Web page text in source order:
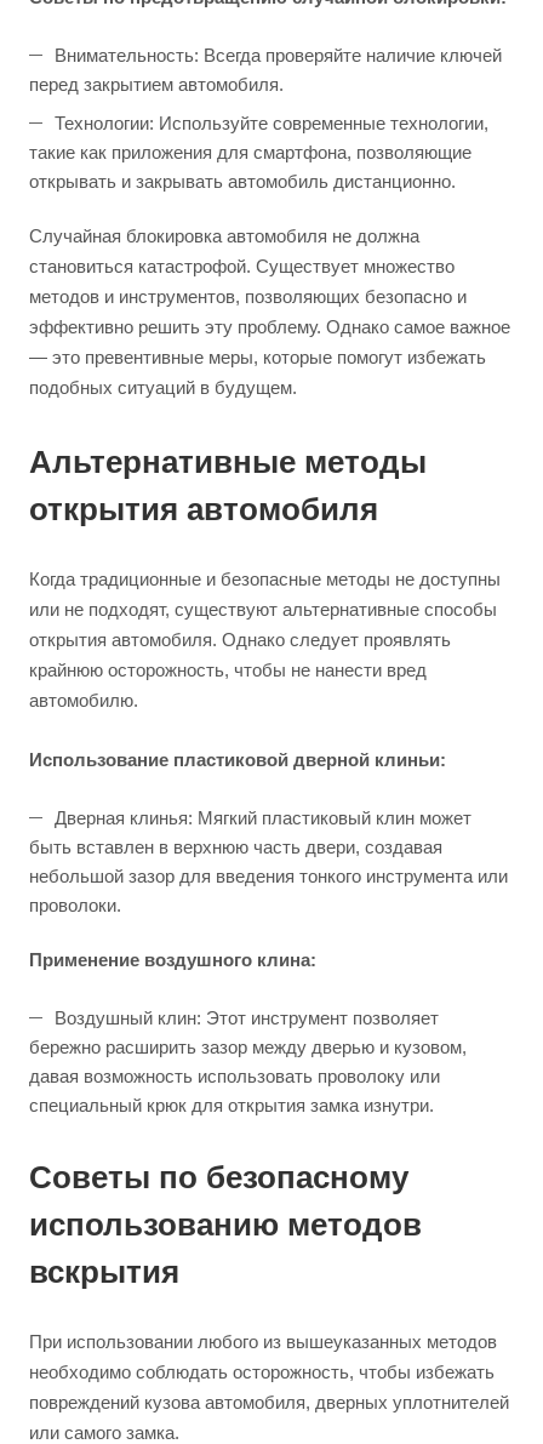
Внимательность: Всегда проверяйте наличие ключей
перед закрытием автомобиля.
Технологии: Используйте современные технологии,
такие как приложения для смартфона, позволяющие
открывать и закрывать автомобиль дистанционно.
Случайная блокировка автомобиля не должна
становиться катастрофой. Существует множество
методов и инструментов, позволяющих безопасно и
эффективно решить эту проблему. Однако самое важное
— это превентивные меры, которые помогут избежать
подобных ситуаций в будущем.
Альтернативные методы
открытия автомобиля
Когда традиционные и безопасные методы не доступны
или не подходят, существуют альтернативные способы
открытия автомобиля. Однако следует проявлять
крайнюю осторожность, чтобы не нанести вред
автомобилю.
Использование пластиковой дверной клиньи:
Дверная клинья: Мягкий пластиковый клин может
быть вставлен в верхнюю часть двери, создавая
небольшой зазор для введения тонкого инструмента или
проволоки.
Применение воздушного клина:
Воздушный клин: Этот инструмент позволяет
бережно расширить зазор между дверью и кузовом,
давая возможность использовать проволоку или
специальный крюк для открытия замка изнутри.
Советы по безопасному
использованию методов
вскрытия
При использовании любого из вышеуказанных методов
необходимо соблюдать осторожность, чтобы избежать
повреждений кузова автомобиля, дверных уплотнителей
или самого замка.